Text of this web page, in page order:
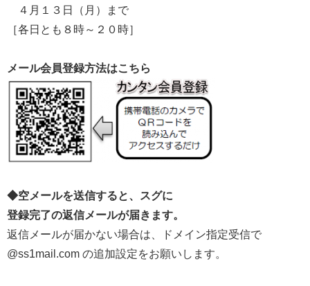
４月１３日（月）まで
［各日とも８時～２０時］
メール会員登録方法はこちら
◆空メールを送信すると、スグに
登録完了の返信メールが届きます。
返信メールが届かない場合は、ドメイン指定受信で
@ss1mail.com の追加設定をお願いします。